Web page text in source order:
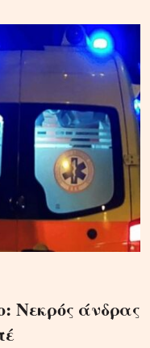
Νεκρός άνδρας